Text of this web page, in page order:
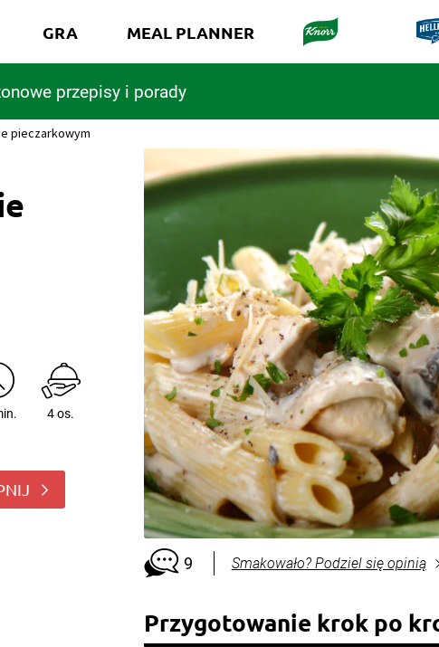
przepisy i porady
GRA MEAL PLANNER
pieczarkowym
4 os.
9 Smakowało? Podziel się opinią
Przygotowanie krok po